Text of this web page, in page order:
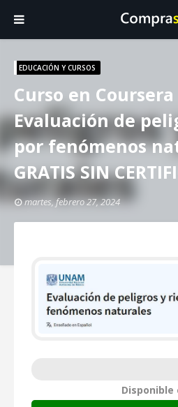
EDUCACIÓN Y CURSOS
Curso en
Evaluación de
por fenómenos
GRATIS SIN
martes, febrero 27, 2024
Disponible